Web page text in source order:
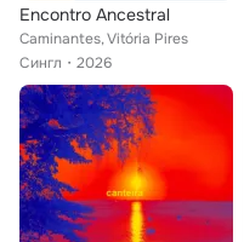
Encontro Ancestral
Caminantes, Vitória Pires
Сингл
2026